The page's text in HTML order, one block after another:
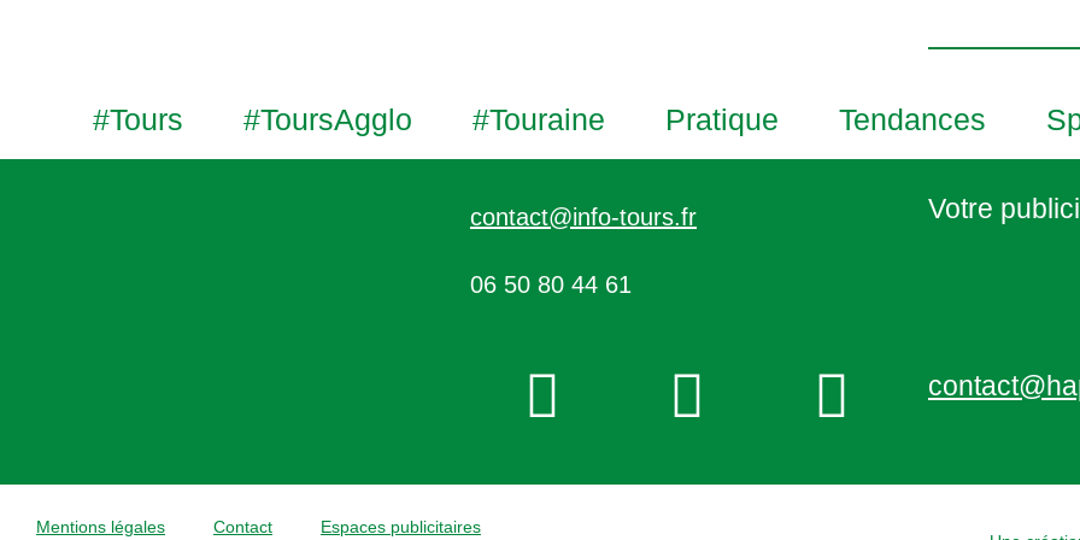
V
e
#Tours #ToursAgglo #Touraine Pratique Tendances
contact@info-tours.fr
06 50 80 44 61
Votre
Mentions légales Contact Espaces publicitaires